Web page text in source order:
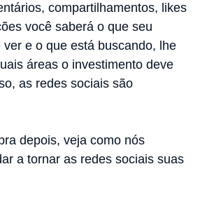
compartilhamentos, likes
você saberá o que seu
ver e o que está buscando, lhe
áreas o investimento deve
as redes sociais são
depois, veja como nós
a tornar as redes sociais suas